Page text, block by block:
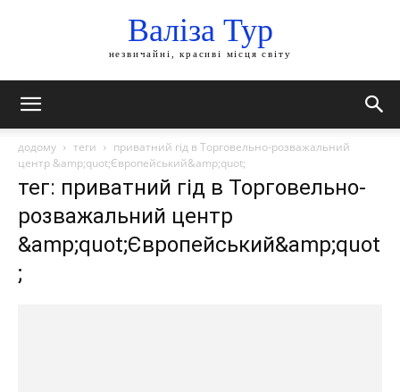
Валіза Тур
незвичайні, красиві місця світу
додому теги
приватний гід в Торговельно-розважальний
центр &amp;quot;Європейський&amp;quot;
тег: приватний гід в Торговельно-
розважальний центр
&amp;quot;Європейський&amp;quot
;